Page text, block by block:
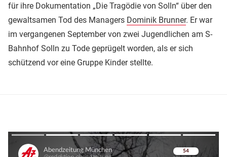
für ihre Dokumentation „Die Tragödie von Solln“ über den
gewaltsamen Tod des Managers Dominik Brunner. Er war
im vergangenen September von zwei Jugendlichen am S-
Bahnhof Solln zu Tode geprügelt worden, als er sich
schützend vor eine Gruppe Kinder stellte.